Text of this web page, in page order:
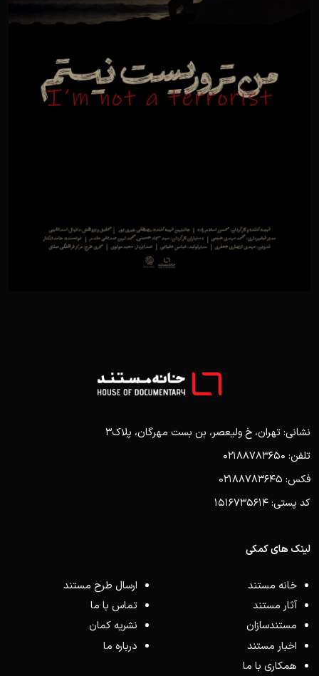
نشانی: تهران، خ ولیعصر، بن بست مهرگان، پلاک3
تلفن: 02188783650
فکس: 02188783645
کد پستی: 1516735614
لینک های کمکی
خانه مستند
آثار مستند
مستندسازان
اخبار مستند
همکاری با ما
ارسال طرح مستند
تماس با ما
نشریه کمان
درباره ما